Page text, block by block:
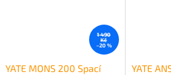
1 490
Kč
–20 %
YATE MONS 200 Spací
YATE